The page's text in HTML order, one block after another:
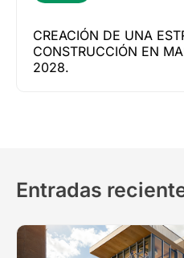
CREACIÓN DE UNA
CONSTRUCCIÓN EN
2028.
Entradas